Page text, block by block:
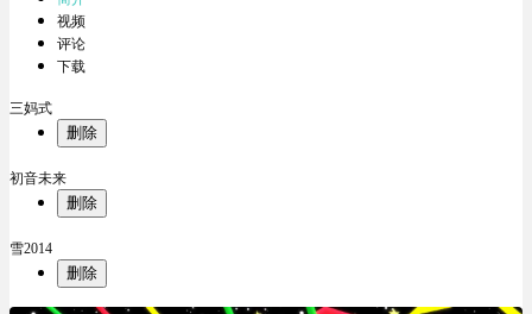
视频
评论
下载
三妈式
删除
初音未来
删除
雪2014
删除